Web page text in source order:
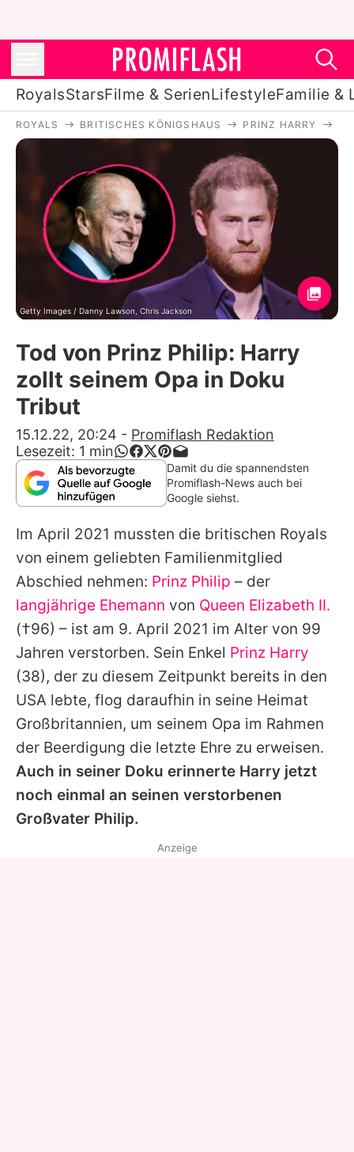
RoyalsStarsFilme & SerienLifestyleFamilie &
Royals
Stars
Filme & Serien
Lifestyle
Familie & Liebe
Promiflash Exklusiv
Alle Themen auf Promiflash
Jobs
App runterladen
Team
Redaktionelle Richtlinien
Impressum
Datenschutzerklärung
Nutzungsbedingungen
Utiq verwalten
ROYALS BRITISCHES KÖNIGSHAUS PRINZ HARRY
Getty Images / Danny Lawson, Chris Jackson
Tod von Prinz Philip: Harry
zollt seinem Opa in Doku
Tribut
15.12.22, 20:24 - Promiflash Redaktion
Lesezeit: 1 min
Damit du die spannendsten
Promiflash-News auch bei
Google siehst.
Im April 2021 mussten die britischen Royals
von einem geliebten Familienmitglied
Abschied nehmen: Prinz Philip – der
langjährige Ehemann von Queen Elizabeth II.
(†96) – ist am 9. April 2021 im Alter von 99
Jahren verstorben. Sein Enkel Prinz Harry
(38), der zu diesem Zeitpunkt bereits in den
USA lebte, flog daraufhin in seine Heimat
Großbritannien, um seinem Opa im Rahmen
der Beerdigung die letzte Ehre zu erweisen.
Auch in seiner Doku erinnerte Harry jetzt
noch einmal an seinen verstorbenen
Großvater Philip.
Anzeige